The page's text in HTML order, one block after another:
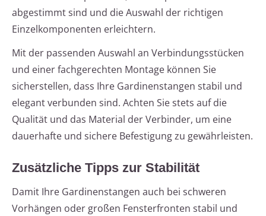
abgestimmt sind und die Auswahl der richtigen
Einzelkomponenten erleichtern.
Mit der passenden Auswahl an Verbindungsstücken
und einer fachgerechten Montage können Sie
sicherstellen, dass Ihre Gardinenstangen stabil und
elegant verbunden sind. Achten Sie stets auf die
Qualität und das Material der Verbinder, um eine
dauerhafte und sichere Befestigung zu gewährleisten.
Zusätzliche Tipps zur Stabilität
Damit Ihre Gardinenstangen auch bei schweren
Vorhängen oder großen Fensterfronten stabil und